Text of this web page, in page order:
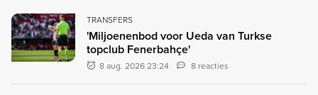
TRANSFERS
'Miljoenenbod voor Ueda van Turkse
topclub Fenerbahçe'
8 aug. 2026 23:24 8 reacties